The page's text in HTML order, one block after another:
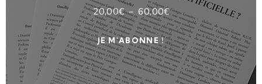
20,00€– 60,00€
JE M'ABONNE !